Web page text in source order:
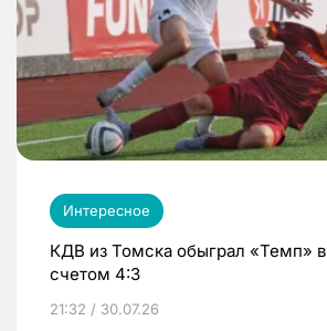
Интересное
КДВ из Томска обыграл «Темп»
счетом 4:3
21:32 / 30.07.26